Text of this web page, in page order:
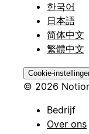
한국어
日本語
简体中文
繁體中文
Cookie-
© 2026
Bedrijf
Over ons